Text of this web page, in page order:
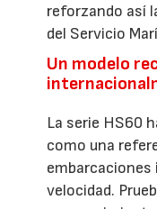
reforzando así
del Servicio
Un modelo
La serie HS60
como una
velocidad.